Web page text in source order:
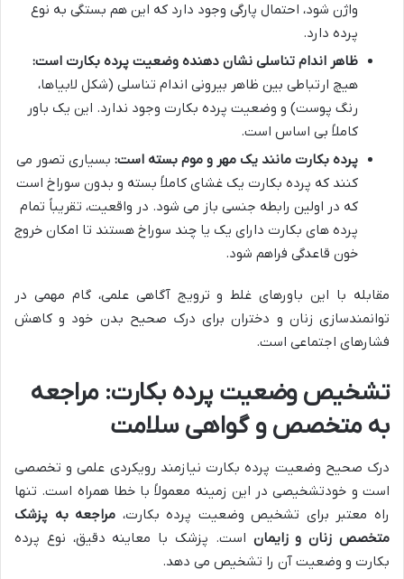
واژن شود، احتمال پارگی وجود دارد که این هم بستگی به نوع
پرده دارد.
ظاهر اندام تناسلی نشان دهنده وضعیت پرده بکارت است:
هیچ ارتباطی بین ظاهر بیرونی اندام تناسلی (شکل لابیاها،
رنگ پوست) و وضعیت پرده بکارت وجود ندارد. این یک باور
کاملاً بی اساس است.
پرده بکارت مانند یک مهر و موم بسته است: بسیاری تصور می
کنند که پرده بکارت یک غشای کاملاً بسته و بدون سوراخ است
که در اولین رابطه جنسی باز می شود. در واقعیت، تقریباً تمام
پرده های بکارت دارای یک یا چند سوراخ هستند تا امکان خروج
خون قاعدگی فراهم شود.
مقابله با این باورهای غلط و ترویج آگاهی علمی، گام مهمی در
توانمندسازی زنان و دختران برای درک صحیح بدن خود و کاهش
فشارهای اجتماعی است.
تشخیص وضعیت پرده بکارت: مراجعه
به متخصص و گواهی سلامت
درک صحیح وضعیت پرده بکارت نیازمند رویکردی علمی و تخصصی
است و خودتشخیصی در این زمینه معمولاً با خطا همراه است. تنها
راه معتبر برای تشخیص وضعیت پرده بکارت، مراجعه به پزشک
متخصص زنان و زایمان است. پزشک با معاینه دقیق، نوع پرده
بکارت و وضعیت آن را تشخیص می دهد.